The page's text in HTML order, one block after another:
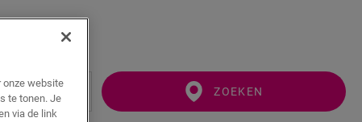
ZOEKEN
onze website
te tonen. Je
via de link